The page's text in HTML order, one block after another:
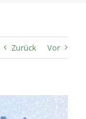
Zurück Vor